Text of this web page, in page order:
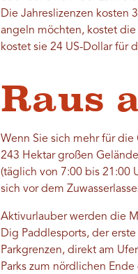
Die Jahreslizenzen kosten
angeln möchten, kostet die
kostet sie 24 US-Dollar für
Raus
Wenn Sie sich mehr für die
243 Hektar großen
(täglich von 7:00 bis 21:00
sich vor dem
Aktivurlauber werden die
Dig Paddlesports, der
Parkgrenzen, direkt am
Parks zum nördlichen